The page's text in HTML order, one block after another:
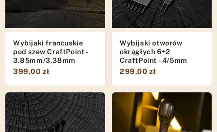
Wybijaki francuskie
pod szew CraftPoint -
3.85mm/3,38mm
399,00 zł
Wybijaki otworów
okrągłych 6+2
CraftPoint - 4/5mm
299,00 zł